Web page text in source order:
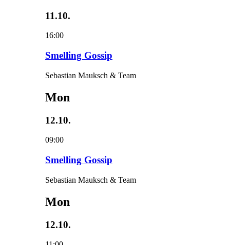
11.10.
16:00
Smelling Gossip
Sebastian Mauksch & Team
Mon
12.10.
09:00
Smelling Gossip
Sebastian Mauksch & Team
Mon
12.10.